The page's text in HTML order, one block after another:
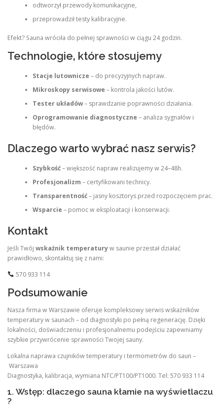
odtworzył przewody komunikacyjne,
przeprowadził testy kalibracyjne.
Efekt? Sauna wróciła do pełnej sprawności w ciągu 24 godzin.
Technologie, które stosujemy
Stacje lutownicze – do precyzyjnych napraw.
Mikroskopy serwisowe – kontrola jakości lutów.
Tester układów– sprawdzanie poprawności działania.
Oprogramowanie diagnostyczne – analiza sygnałów i
błędów.
Dlaczego warto wybrać nasz serwis?
Szybkość– większość napraw realizujemy w 24–48h.
Profesjonalizm – certyfikowani technicy.
Transparentność– jasny kosztorys przed rozpoczęciem prac.
Wsparcie – pomoc w eksploatacji i konserwacji.
Kontakt
Jeśli Twój wskaźnik temperaturyw saunie przestał działać
prawidłowo, skontaktuj się z nami:
570 933 114
Podsumowanie
Nasza firma w Warszawie oferuje kompleksowy serwis wskaźników
temperatury w saunach – od diagnostyki po pełną regenerację. Dzięki
lokalności, doświadczeniu i profesjonalnemu podejściu zapewniamy
szybkie przywrócenie sprawności Twojej sauny.
Lokalna naprawa czujników temperatury i termometrów do saun –
Warszawa
Diagnostyka, kalibracja, wymiana NTC/PT100/PT1000. Tel: 570 933 114
1. Wstęp: dlaczego sauna kłamie na wyświetlaczu
?